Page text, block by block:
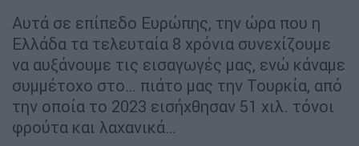
Αυτά σε επίπεδο Ευρώπης, την ώρα που η
Ελλάδα τα τελευταία 8 χρόνια συνεχίζουμε
να αυξάνουμε τις εισαγωγές μας, ενώ κάναμε
συμμέτοχο στο… πιάτο μας την Τουρκία, από
την οποία το 2023 εισήχθησαν 51 χιλ. τόνοι
φρούτα και λαχανικά…